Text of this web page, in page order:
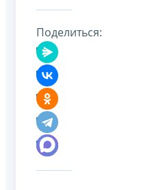
Поделиться: